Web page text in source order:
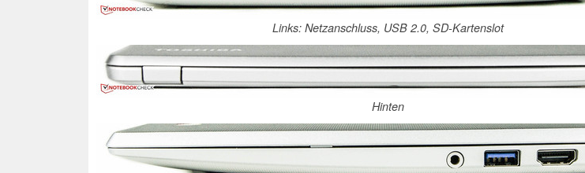
Links: Netzanschluss, USB 2.0, SD-Kartenslot
Hinten